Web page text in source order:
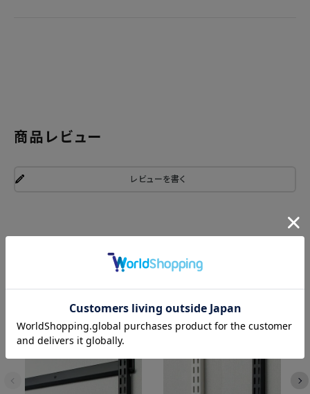
商品レビュー
レビューを書く
関連商品